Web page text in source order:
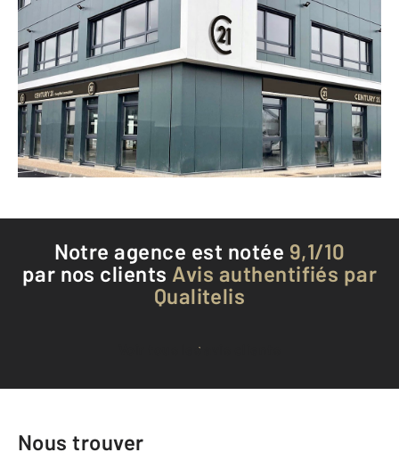
CENTURY 21 Coquillat Immobilier
355 rue Gabriel Voisin
VILLEFRANCHE SUR SAONE - 69400
Envoyer un message
Téléphoner à l'agence
Notre agence est notée 9,1/10
par nos clients Avis authentifiés par
Qualitelis
Voir tous les avis clients
Nous trouver